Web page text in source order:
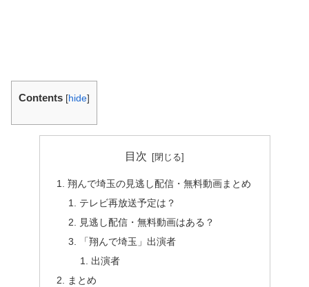
Contents [hide]
目次
翔んで埼玉の見逃し配信・無料動画まとめ
テレビ再放送予定は？
見逃し配信・無料動画はある？
「翔んで埼玉」出演者
出演者
まとめ